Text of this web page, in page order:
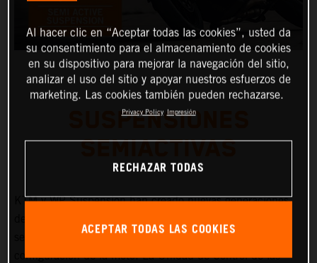
SUSPENSIONES
SEMIACTIVAS
KTM y WP Suspension han creado nuevas generaciones
sensibilidad, tacto de pilotaje y posibilidades de
configuración de la moto. La Unidad de Control de las
Al hacer clic en “Aceptar todas las cookies”, usted da
su consentimiento para el almacenamiento de cookies
en su dispositivo para mejorar la navegación del sitio,
analizar el uso del sitio y apoyar nuestros esfuerzos de
marketing. Las cookies también pueden rechazarse.
Privacy Policy Impresión
RECHAZAR TODAS
ACEPTAR TODAS LAS COOKIES